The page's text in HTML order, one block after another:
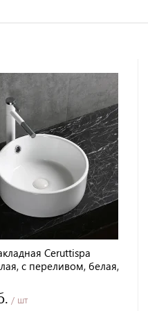
Ceruttispa
с переливом, белая,
/ шт